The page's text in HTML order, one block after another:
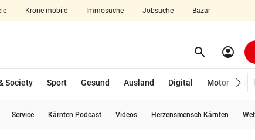
Krone mobile Immosuche Jobsuche Bazar
aufklappen search Suchen
account_circle
Society Sport Gesund Ausland Digital Motor
Service Kärnten Podcast Videos Herzensmensch Kärnten